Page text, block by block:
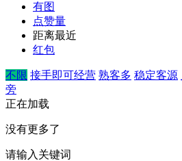
有图
点赞量
距离最近
红包
不限 接手即可经营 熟客多 稳定客源
旁
正在加载
没有更多了
请输入关键词